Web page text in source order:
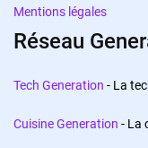
Mentions légales
Réseau
Tech Generation - La
Cuisine Generation - La